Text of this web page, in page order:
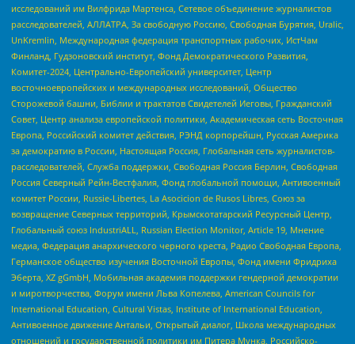
исследований им Вилфрида Мартенса, Сетевое объединение журналистов
расследователей, АЛЛАТРА, За свободную Россию, Свободная Бурятия, Uralic,
UnKremlin, Международная федерация транспортных рабочих, ИстЧам
Финланд, Гудзоновский институт, Фонд Демократического Развития,
Комитет-2024, Центрально-Европейский университет, Центр
восточноевропейских и международных исследований, Общество
Сторожевой башни, Библии и трактатов Свидетелей Иеговы, Гражданский
Совет, Центр анализа европейской политики, Академическая сеть Восточная
Европа, Российский комитет действия, РЭНД корпорейшн, Русская Америка
за демократию в России, Настоящая Россия, Глобальная сеть журналистов-
расследователей, Служба поддержки, Свободная Россия Берлин, Свободная
Россия Северный Рейн-Вестфалия, Фонд глобальной помощи, Антивоенный
комитет России, Russie-Libertes, La Asocicion de Rusos Libres, Союз за
возвращение Северных территорий, Крымскотатарский Ресурсный Центр,
Глобальный союз IndustriALL, Russian Election Monitor, Article 19, Мнение
медиа, Федерация анархического черного креста, Радио Свободная Европа,
Германское общество изучения Восточной Европы, Фонд имени Фридриха
Эберта, XZ gGmbH, Мобильная академия поддержки гендерной демократии
и миротворчества, Форум имени Льва Копелева, American Councils for
International Education, Cultural Vistas, Institute of International Education,
Антивоенное движение Антальи, Открытый диалог, Школа международных
отношений и государственной политики им Питера Мунка, Российско-